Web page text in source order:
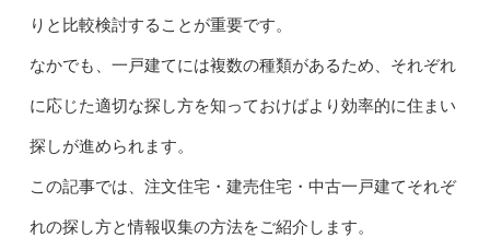
りと比較検討することが重要です。
なかでも、一戸建てには複数の種類があるため、それぞれ
に応じた適切な探し方を知っておけばより効率的に住まい
探しが進められます。
この記事では、注文住宅・建売住宅・中古一戸建てそれぞ
れの探し方と情報収集の方法をご紹介します。